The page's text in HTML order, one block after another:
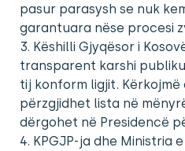
pasur parasysh se nuk
garantuara nëse procesi
3. Këshilli Gjyqësor i
transparent karshi
tij konform ligjit. Kërkojmë
përzgjidhet lista në
dërgohet në Presidencë
4. KPGJP-ja dhe Ministria